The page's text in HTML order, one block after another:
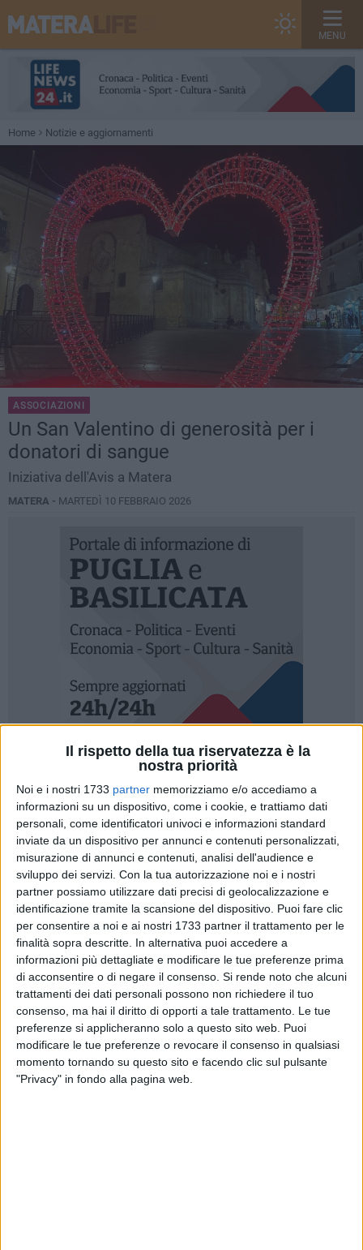
Il rispetto della tua riservatezza è la
nostra priorità
Noi e i nostri 1733 partner memorizziamo e/o accediamo a
informazioni su un dispositivo, come i cookie, e trattiamo dati
personali, come identificatori univoci e informazioni standard
inviate da un dispositivo per annunci e contenuti personalizzati,
misurazione di annunci e contenuti, analisi dell'audience e
sviluppo dei servizi. Con la tua autorizzazione noi e i nostri
partner possiamo utilizzare dati precisi di geolocalizzazione e
identificazione tramite la scansione del dispositivo. Puoi fare clic
per consentire a noi e ai nostri 1733 partner il trattamento per le
finalità sopra descritte. In alternativa puoi accedere a
informazioni più dettagliate e modificare le tue preferenze prima
di acconsentire o di negare il consenso. Si rende noto che alcuni
trattamenti dei dati personali possono non richiedere il tuo
consenso, ma hai il diritto di opporti a tale trattamento. Le tue
preferenze si applicheranno solo a questo sito web. Puoi
modificare le tue preferenze o revocare il consenso in qualsiasi
momento tornando su questo sito e facendo clic sul pulsante
"Privacy" in fondo alla pagina web.
MENU
Home Notizie e aggiornamenti
ASSOCIAZIONI
Un San Valentino di generosità per i
donatori di sangue
Iniziativa dell'Avis a Matera
MATERA - MARTEDÌ 10 FEBBRAIO 2026
Per San Valentino l'Avis comunale di Matera organizza
un'iniziativa speciale. Desidera celebrare l'amore, quello vero
e gratuito del quale i donatori sono testimoni autentici, con
un'atmosfera particolare nella settimana da lunedì 9
febbraio a sabato 14 febbraio 2026.
Coloro i quali si recheranno presso la sede dell'Ospedale
Madonna delle Grazie, saranno felicemente sorpresi da
un'accoglienza speciale in occasione di questa festa
altrettanto speciale. "Vi aspettiamo - sostiene l'Avis - perché
la donazione in questa settimana sarà molto più della festa
di un solo giorno: il sorriso e l'accoglienza del nostro team di
sanitari, volontari e associati non esprimerà solo
disponibilità e gratitudine, ma Amore per l'altro, per gli altri".